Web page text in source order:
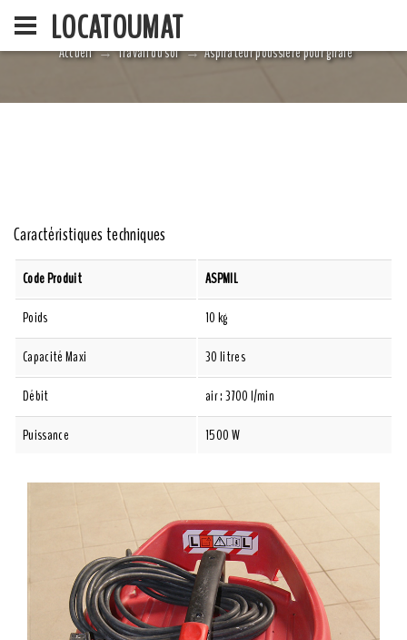
LOCATOUMAT
Accueil Travail du sol Aspirateur poussière pour girafe
Caractéristiques techniques
Code Produit
ASPMIL
Poids
10 kg
Capacité Maxi
30 litres
Débit
air : 3700 l/min
Puissance
1500 W